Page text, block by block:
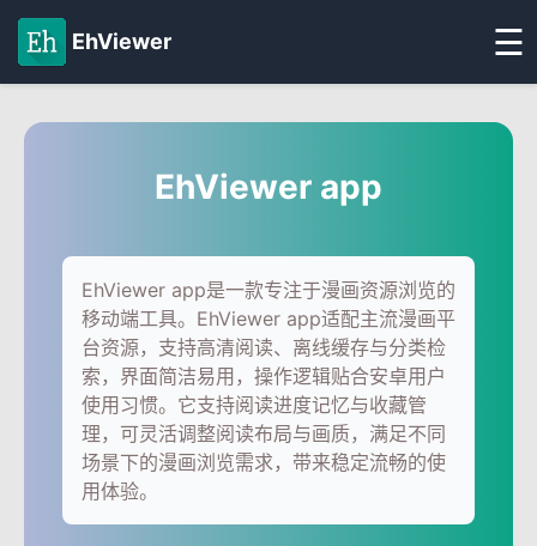
EhViewer ☰
EhViewer app
EhViewer app是一款专注于漫画资源浏览的
移动端工具。EhViewer app适配主流漫画平
台资源，支持高清阅读、离线缓存与分类检
索，界面简洁易用，操作逻辑贴合安卓用户
使用习惯。它支持阅读进度记忆与收藏管
理，可灵活调整阅读布局与画质，满足不同
场景下的漫画浏览需求，带来稳定流畅的使
用体验。